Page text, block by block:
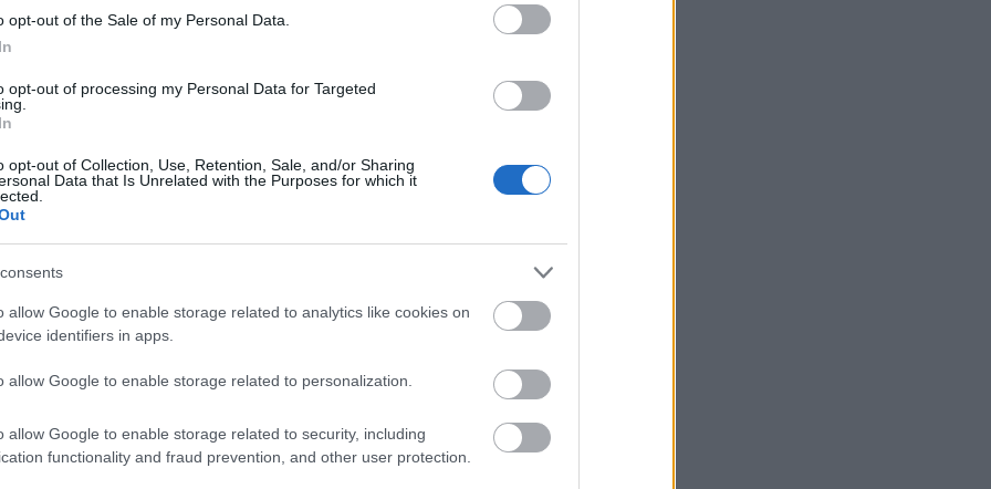
opt-out of the Sale of my Personal Data.
opt-out of processing my Personal Data for Targeted
opt-out of Collection, Use, Retention, Sale, and/or Sharing
Data that Is Unrelated with the Purposes for which it
allow Google to enable storage related to analytics like cookies on
identifiers in apps.
allow Google to enable storage related to personalization.
allow Google to enable storage related to security, including
functionality and fraud prevention, and other user protection.
różnicą: choć w powszechnym użyciu
Uzbekistan
znane i rzadko znajdujące się w polu
ich czasem np. polski MSZ.
jest okazja do używania przymiotnika
świadczy też zresztą to, że wciąż
Turkmenistan, Tadżykistan,
Geograficznych poza granicami RP z
niesamodzielnych”) podaje się